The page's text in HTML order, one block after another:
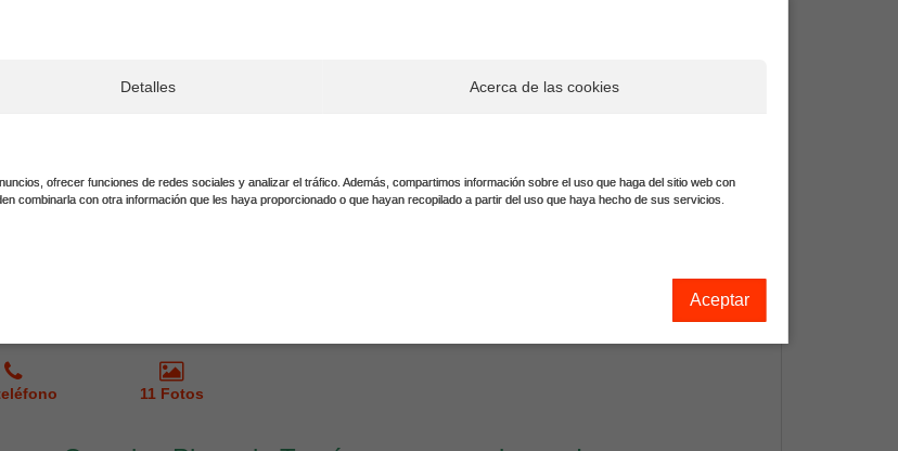
11 Fotos
Comedor.Autoservicio.Sala de lectura y juegos. Internet.Servicios
higiénicos con agua caliente general gratis en todas las
Detalles Acerca de las cookies
ofrecer funciones de redes sociales y analizar el tráfico. Además, compartimos información sobre el uso que haga del sitio web con
combinarla con otra información que les haya proporcionado o que hayan recopilado a partir del uso que haya hecho de sus servicios.
Aceptar